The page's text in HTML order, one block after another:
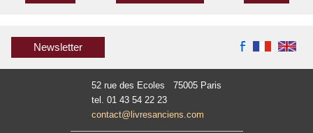
Newsletter
52 rue des Ecoles 75005 Paris
tel. 01 43 54 22 23
contact@livresanciens.com